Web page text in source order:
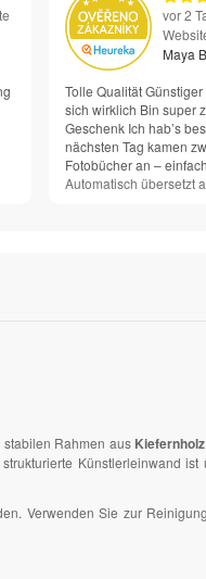
vor 2
Maya
Tolle Qualität
sich wirklich Bin super
Geschenk Ich hab’s
nächsten Tag kamen
Fotobücher an –
Automatisch übersetzt
Rahmen aus
Künstlerleinwand
Verwenden Sie zur